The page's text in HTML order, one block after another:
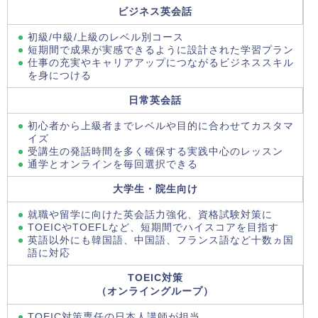
ビジネス英会話
初級/中級/上級のレベル別コース
短期間で成果が実感できるように設計された学習プラン
仕事の充実やキャリアアップにつながるビジネススキル
を身につける
日常英会話
初心者から上級者までレベルや目的に合わせてカスタマ
イズ
受講生の発話時間を多く確保する実践中心のレッスン
通学とオンラインを毎回選択できる
大学生・院生向け
就職や留学に向けた英会話力強化、資格試験対策に
TOEICやTOEFLなど、短期間でハイスコアを目指す
英語以外にも韓国語、中国語、フランス語など十数ヵ国
語に対応
TOEIC対策
（オンライングループ）